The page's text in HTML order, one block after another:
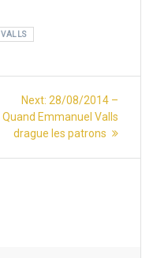
VALLS
Next: Next
post:
28/08/2014 –
Quand Emmanuel Valls
drague les patrons